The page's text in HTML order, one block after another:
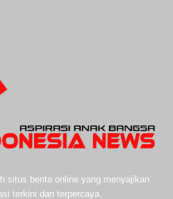
situs berita online yang menyajikan
terkini dan terpercaya.